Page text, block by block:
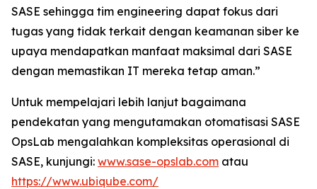
SASE sehingga tim engineering dapat fokus dari
tugas yang tidak terkait dengan keamanan siber ke
upaya mendapatkan manfaat maksimal dari SASE
dengan memastikan IT mereka tetap aman.”
Untuk mempelajari lebih lanjut bagaimana
pendekatan yang mengutamakan otomatisasi SASE
OpsLab mengalahkan kompleksitas operasional di
SASE, kunjungi: www.sase-opslab.com atau
https://www.ubiqube.com/